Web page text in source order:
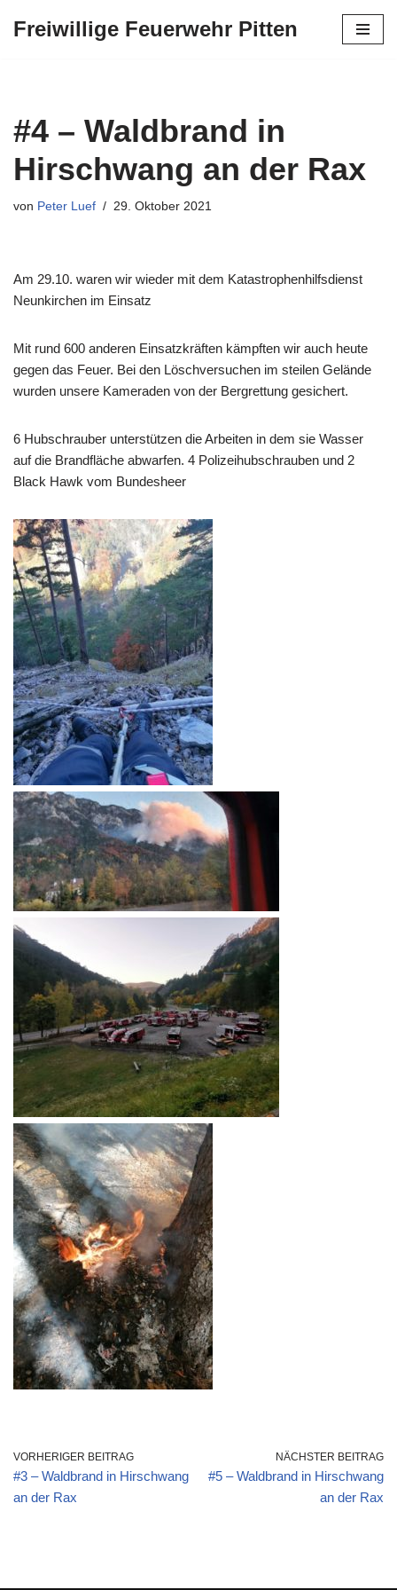
Freiwillige Feuerwehr Pitten
#4 – Waldbrand in
Hirschwang an der Rax
von Peter Luef 29. Oktober 2021
Am 29.10. waren wir wieder mit dem Katastrophenhilfsdienst
Neunkirchen im Einsatz
Mit rund 600 anderen Einsatzkräften kämpften wir auch heute
gegen das Feuer. Bei den Löschversuchen im steilen Gelände
wurden unsere Kameraden von der Bergrettung gesichert.
6 Hubschrauber unterstützen die Arbeiten in dem sie Wasser
auf die Brandfläche abwarfen. 4 Polizeihubschrauben und 2
Black Hawk vom Bundesheer
VORHERIGER BEITRAG
#3 – Waldbrand in Hirschwang
an der Rax
NÄCHSTER BEITRAG
#5 – Waldbrand in Hirschwang
an der Rax